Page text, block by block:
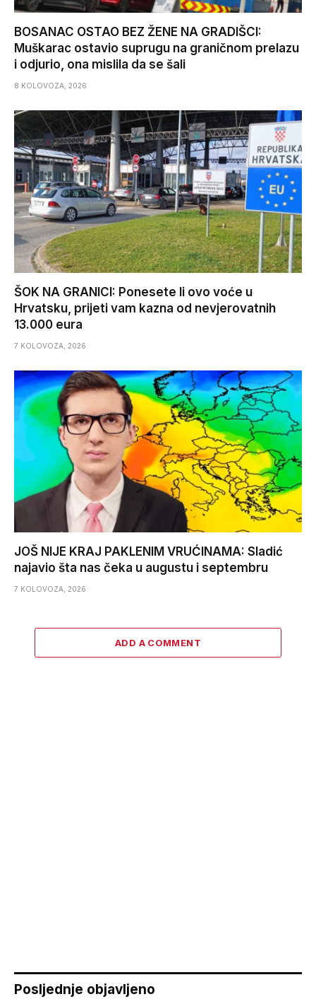
BOSANAC OSTAO BEZ ŽENE NA GRADIŠCI:
Muškarac ostavio suprugu na graničnom prelazu
i odjurio, ona mislila da se šali
8 KOLOVOZA, 2026
ŠOK NA GRANICI: Ponesete li ovo voće u
Hrvatsku, prijeti vam kazna od nevjerovatnih
13.000 eura
7 KOLOVOZA, 2026
JOŠ NIJE KRAJ PAKLENIM VRUĆINAMA: Sladić
najavio šta nas čeka u augustu i septembru
7 KOLOVOZA, 2026
ADD A COMMENT
Posljednje objavljeno